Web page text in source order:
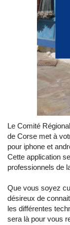
Le Comité
de Corse met à
pour iphone et
Cette application
professionnels de
Que vous soyez
désireux de
les différentes
sera là pour vous